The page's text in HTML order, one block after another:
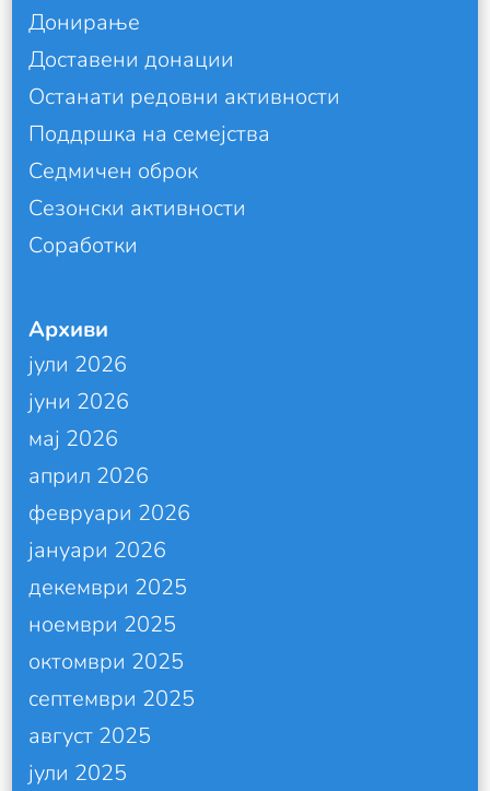
Донирање
Доставени донации
Останати редовни активности
Поддршка на семејства
Седмичен оброк
Сезонски активности
Соработки
Архиви
јули 2026
јуни 2026
мај 2026
април 2026
февруари 2026
јануари 2026
декември 2025
ноември 2025
октомври 2025
септември 2025
август 2025
јули 2025